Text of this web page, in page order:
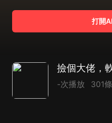
打開
-次播放 301